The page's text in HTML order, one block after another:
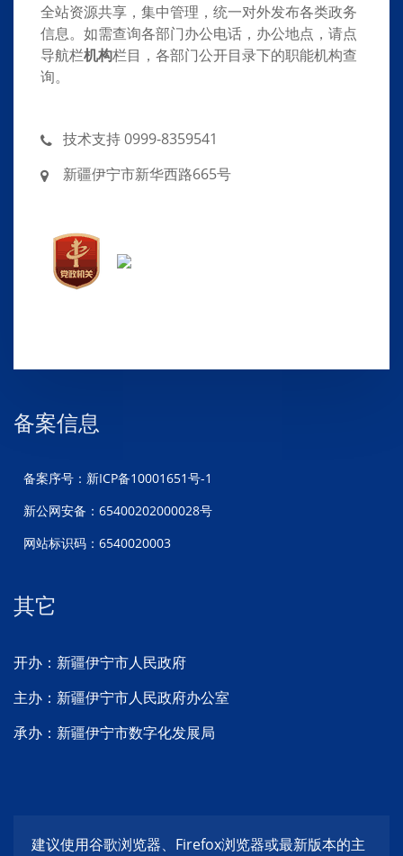
全站资源共享，集中管理，统一对外发布各类政务
信息。如需查询各部门办公电话，办公地点，请点
导航栏机构栏目，各部门公开目录下的职能机构查
询。
技术支持 0999-8359541
新疆伊宁市新华西路665号
备案信息
备案序号：新ICP备10001651号-1
新公网安备：65400202000028号
网站标识码：6540020003
其它
开办：新疆伊宁市人民政府
主办：新疆伊宁市人民政府办公室
承办：新疆伊宁市数字化发展局
建议使用谷歌浏览器、Firefox浏览器或最新版本的主